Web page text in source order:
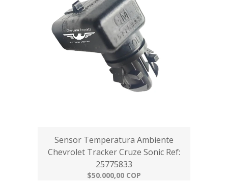
Sensor Temperatura Ambiente
Chevrolet Tracker Cruze Sonic Ref:
25775833
$50.000,00 COP